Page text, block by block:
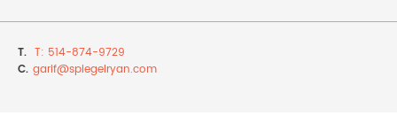
T. T: 514-874-9729
C. garif@spiegelryan.com